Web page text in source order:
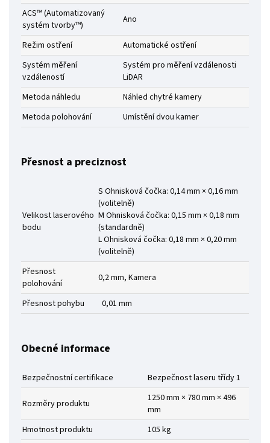
ACS™ (Automatizovaný
systém tvorby™)
Ano
Režim ostření
Automatické ostření
Systém měření
vzdáleností
Systém pro měření vzdálenosti
LiDAR
Metoda náhledu
Náhled chytré kamery
Metoda polohování
Umístění dvou kamer
Přesnost a preciznost
Velikost laserového
bodu
S Ohnisková čočka: 0,14 mm × 0,16 mm
(volitelně)
M Ohnisková čočka: 0,15 mm × 0,18 mm
(standardně)
L Ohnisková čočka: 0,18 mm × 0,20 mm
(volitelně)
Přesnost
polohování
0,2 mm, Kamera
Přesnost pohybu 0,01 mm
Obecné informace
Bezpečnostní certifikace Bezpečnost laseru třídy 1
Rozměry produktu
1250 mm × 780 mm × 496
mm
Hmotnost produktu
105 kg